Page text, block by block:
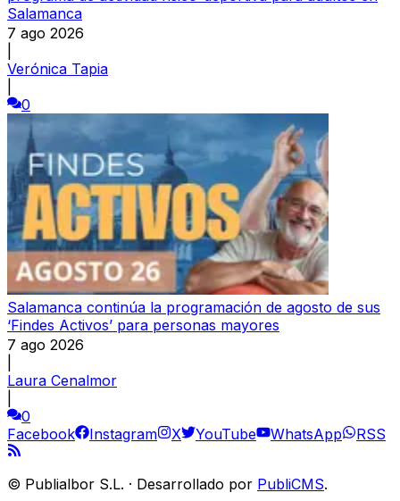
Salamanca
7 ago 2026
Verónica Tapia
0
Salamanca continúa la programación de agosto de sus
‘Findes Activos’ para personas mayores
7 ago 2026
Laura Cenalmor
0
Facebook
Instagram X YouTube WhatsApp RSS
© Publialbor S.L. · Desarrollado por PubliCMS.